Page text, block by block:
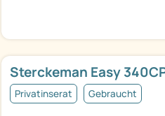
Sterckeman Easy
Privatinserat Gebraucht